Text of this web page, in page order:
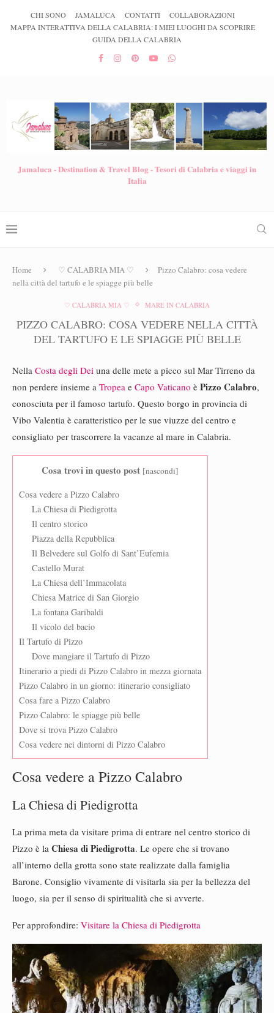
CHI SONO JAMALUCA CONTATTI
COLLABORAZIONI
MAPPA INTERATTIVA DELLA CALABRIA: I MIEI LUOGHI DA SCOPRIRE
GUIDA DELLA CALABRIA
Jamaluca - Destination & Travel Blog - Tesori di Calabria e viaggi in
Italia
Home ♡ CALABRIA MIA ♡
Pizzo Calabro: cosa vedere
nella città del tartufo e le spiagge più belle
♡ CALABRIA MIA ♡ MARE IN CALABRIA
PIZZO CALABRO: COSA VEDERE NELLA CITTÀ
DEL TARTUFO E LE SPIAGGE PIÙ BELLE
Nella Costa degli Dei una delle mete a picco sul Mar Tirreno da
non perdere insieme a Tropea e Capo Vaticano è Pizzo Calabro,
conosciuta per il famoso tartufo. Questo borgo in provincia di
Vibo Valentia è caratteristico per le sue viuzze del centro e
consigliato per trascorrere la vacanze al mare in Calabria.
Cosa trovi in questo post [nascondi]
Cosa vedere a Pizzo Calabro
La Chiesa di Piedigrotta
Il centro storico
Piazza della Repubblica
Il Belvedere sul Golfo di Sant’Eufemia
Castello Murat
La Chiesa dell’Immacolata
Chiesa Matrice di San Giorgio
La fontana Garibaldi
Il vicolo del bacio
Il Tartufo di Pizzo
Dove mangiare il Tartufo di Pizzo
Itinerario a piedi di Pizzo Calabro in mezza giornata
Pizzo Calabro in un giorno: itinerario consigliato
Cosa fare a Pizzo Calabro
Pizzo Calabro: le spiagge più belle
Dove si trova Pizzo Calabro
Cosa vedere nei dintorni di Pizzo Calabro
Cosa vedere a Pizzo Calabro
La Chiesa di Piedigrotta
La prima meta da visitare prima di entrare nel centro storico di
Pizzo è la Chiesa di Piedigrotta. Le opere che si trovano
all’interno della grotta sono state realizzate dalla famiglia
Barone. Consiglio vivamente di visitarla sia per la bellezza del
luogo, sia per il senso di spiritualità che si avverte.
Per approfondire: Visitare la Chiesa di Piedigrotta